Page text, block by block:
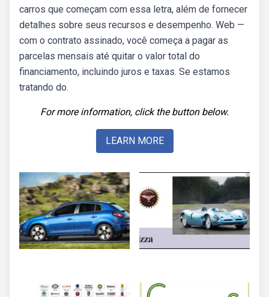
carros que começam com essa letra, além de fornecer
detalhes sobre seus recursos e desempenho. Web —
com o contrato assinado, você começa a pagar as
parcelas mensais até quitar o valor total do
financiamento, incluindo juros e taxas. Se estamos
tratando do.
For more information, click the button below.
LEARN MORE